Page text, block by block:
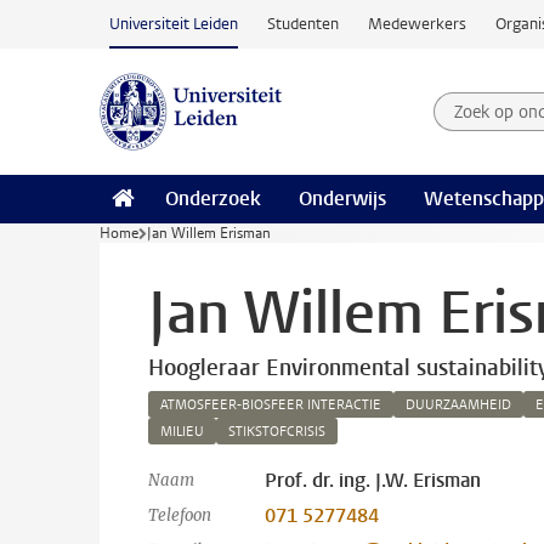
Ga naar hoofdinhoud
Universiteit Leiden Studenten Medewerkers
Zoek op
Zoekterm
Onderzoek Onderwijs
Home Jan Willem Erisman
Jan Willem
Hoogleraar Environmental
ATMOSFEER-BIOSFEER INTERACTIE DUURZAAMHEID
MILIEU
STIKSTOFCRISIS
Naam Prof. dr. ing. J.W. Erisman
Telefoon 071 5277484